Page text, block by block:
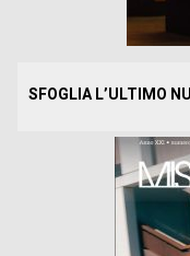
SFOGLIA L’ULTIMO